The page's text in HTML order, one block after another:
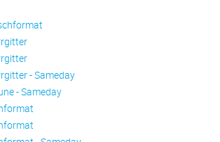
- Sameday
- Sameday